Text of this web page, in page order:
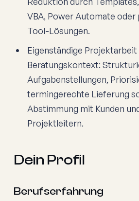
VBA, Power Automate oder
Tool-Lösungen.
Eigenständige Projektarbeit
Beratungskontext:
Aufgabenstellungen,
termingerechte Lieferung
Abstimmung mit Kunden
Projektleitern.
Dein Profil
Berufserfahrung